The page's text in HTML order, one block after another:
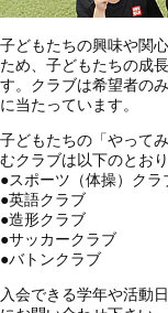
子どもたちの興味や関
ため、子どもたちの成
す。クラブは希望者の
に当たっています。
子どもたちの「やって
むクラブは以下のとおり
●スポーツ（体操）クラ
●英語クラブ
●造形クラブ
●サッカークラブ
●バトンクラブ
入会できる学年や活動